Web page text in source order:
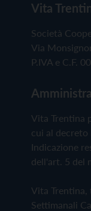
Vita
Società
Via
P.IVA e C.F.
Vita Trentina
cui al decreto
Indicazione
dell'art. 5 del
Vita Trentina,
Settimanali